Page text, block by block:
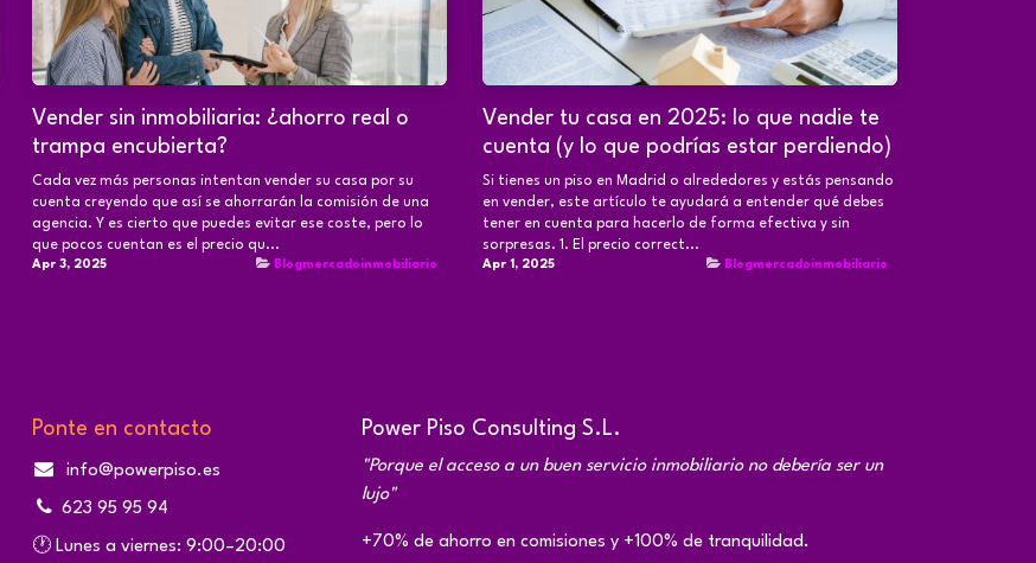
Vender sin inmobiliaria: ¿ahorro real o
trampa encubierta?
Cada vez más personas intentan vender su casa por su
cuenta creyendo que así se ahorrarán la comisión de una
agencia. Y es cierto que puedes evitar ese coste, pero lo
que pocos cuentan es el precio qu...
Apr 3, 2025 Blogmercadoinmobiliario
Vender tu casa en 2025: lo que nadie te
cuenta (y lo que podrías estar perdiendo)
Si tienes un piso en Madrid o alrededores y estás pensando
en vender, este artículo te ayudará a entender qué debes
tener en cuenta para hacerlo de forma efectiva y sin
sorpresas. 1. El precio correct...
Apr 1, 2025 Blogmercadoinmobiliario
Ponte en contacto
info@powerpiso.es
623 95 95 94
🕐 Lunes a viernes: 9:00–20:00
Power Piso Consulting S.L.
"Porque el acceso a un buen servicio inmobiliario no debería ser un
lujo"
+70% de ahorro en comisiones y +100% de tranquilidad.